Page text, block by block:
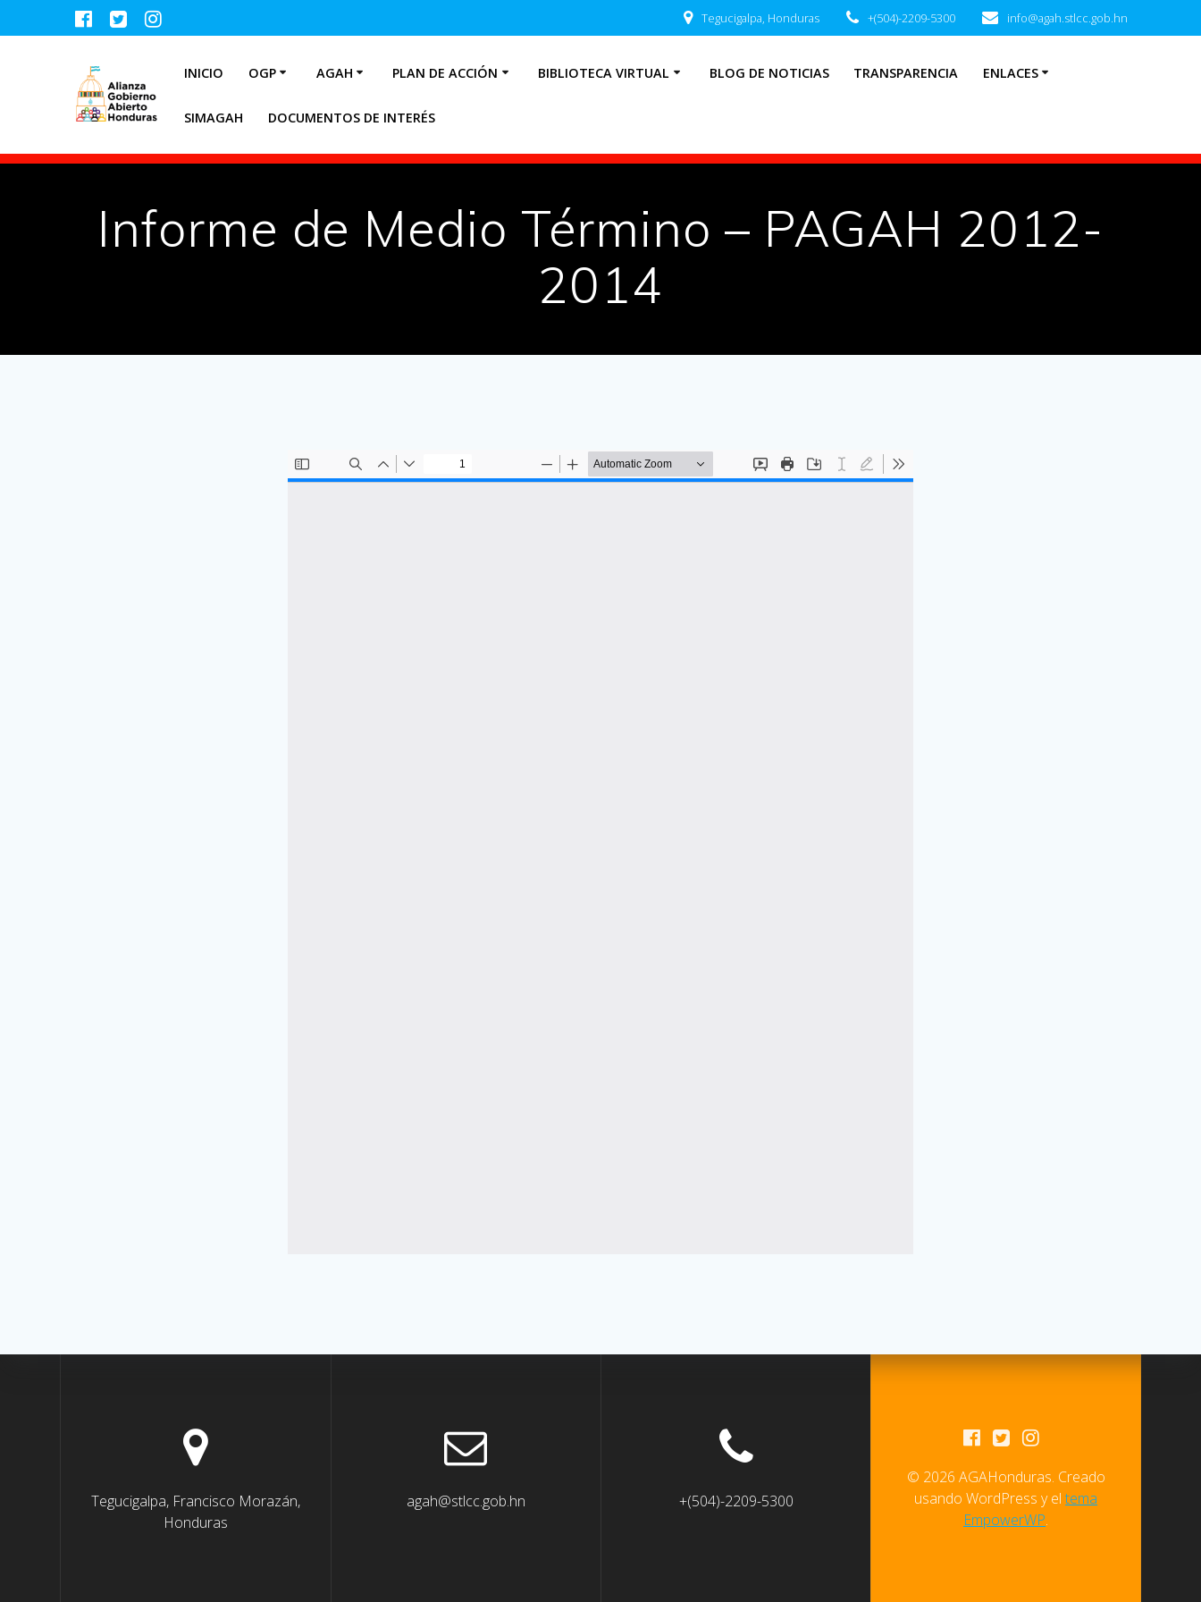
Tegucigalpa, Honduras +(504)-2209-5300 info@agah.stlcc.gob.hn
INICIO OGP AGAH PLAN DE ACCIÓN BIBLIOTECA VIRTUAL BLOG DE NOTICIAS TRANSPARENCIA ENLACES
SIMAGAH DOCUMENTOS DE INTERÉS
Informe de Medio Término – PAGAH 2012-
2014
Tegucigalpa, Francisco Morazán,
Honduras
agah@stlcc.gob.hn +(504)-2209-5300
© 2026 AGAHonduras. Creado
usando WordPress y eltema
EmpowerWP.